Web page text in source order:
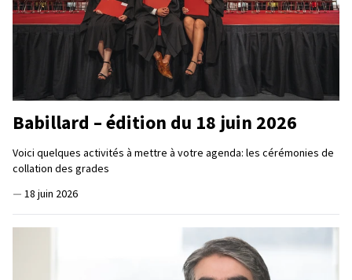
Babillard – édition du 18 juin 2026
Voici quelques activités à mettre à votre agenda: les cérémonies de
collation des grades
— 18 juin 2026